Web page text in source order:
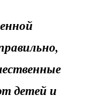
детей и